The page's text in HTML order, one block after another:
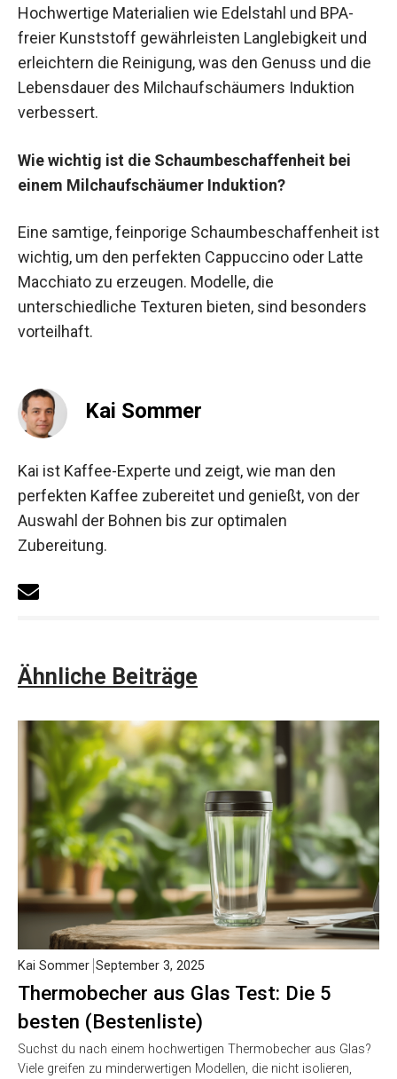
Hochwertige Materialien wie Edelstahl und BPA-
freier Kunststoff gewährleisten Langlebigkeit und
erleichtern die Reinigung, was den Genuss und die
Lebensdauer des Milchaufschäumers Induktion
verbessert.
Wie wichtig ist die Schaumbeschaffenheit bei
einem Milchaufschäumer Induktion?
Eine samtige, feinporige Schaumbeschaffenheit ist
wichtig, um den perfekten Cappuccino oder Latte
Macchiato zu erzeugen. Modelle, die
unterschiedliche Texturen bieten, sind besonders
vorteilhaft.
Kai Sommer
Kai ist Kaffee-Experte und zeigt, wie man den
perfekten Kaffee zubereitet und genießt, von der
Auswahl der Bohnen bis zur optimalen
Zubereitung.
Ähnliche Beiträge
Thermobecher aus Glas Test: Die 5
besten (Bestenliste)
Kai Sommer September 3, 2025
Suchst du nach einem hochwertigen Thermobecher aus Glas?
Viele greifen zu minderwertigen Modellen, die nicht isolieren,